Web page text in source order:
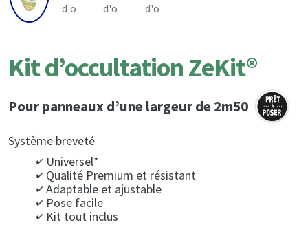
Kit d’occultation ZeKit®
Pour panneaux d’une largeur de 2m50
Système breveté
Universel*
Qualité Premium et résistant
Adaptable et ajustable
Pose facile
Kit tout inclus